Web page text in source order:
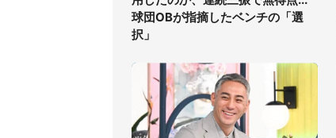
球団OBが指摘したベンチの「選
択」